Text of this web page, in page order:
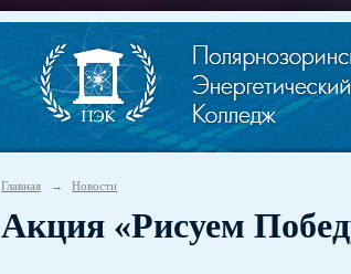
Главная → Новости
Акция «Рисуем